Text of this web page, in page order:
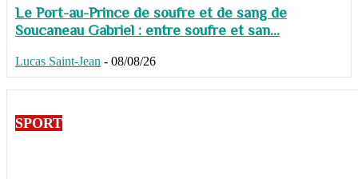
Le Port-au-Prince de soufre et de sang de
Soucaneau Gabriel : entre soufre et san...
Lucas Saint-Jean - 08/08/26
SPORT